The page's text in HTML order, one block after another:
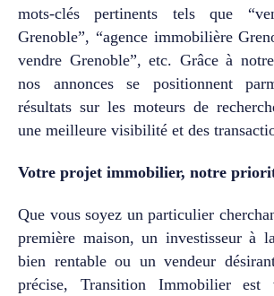
Équipements privatifs de la
copropriété (piscine, tennis,
club-house, pétanque) ✓
DPE B / GES A ✓ Garage
possible Certains
appartements offrent des
mètres carrés… Celui-ci
offre une qualité de vie.
Immobilier dès aujourd’hui
découvrir pourquoi les Parcs
de Maupertuis demeurent
l’une des adresses les plus
l’agglomération grenobloise.
mots-clés pertinents tels que
Grenoble”, “agence immobilière
vendre Grenoble”, etc. Grâce à
nos annonces se positionnent
résultats sur les moteurs de
une meilleure visibilité et des
Votre projet immobilier, notre
Que vous soyez un particulier
première maison, un investisseur à
bien rentable ou un vendeur
précise, Transition Immobilier est